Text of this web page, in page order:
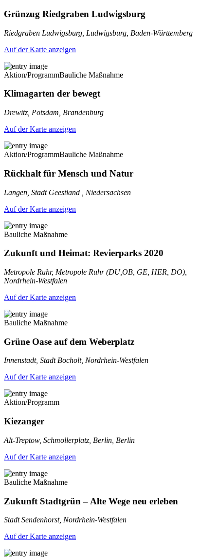
Grünzug Riedgraben Ludwigsburg
Riedgraben Ludwigsburg, Ludwigsburg, Baden-Württemberg
Auf der Karte anzeigen
Aktion/ProgrammBauliche Maßnahme
Klimagarten der bewegt
Drewitz, Potsdam, Brandenburg
Auf der Karte anzeigen
Aktion/ProgrammBauliche Maßnahme
Rückhalt für Mensch und Natur
Langen, Stadt Geestland , Niedersachsen
Auf der Karte anzeigen
Bauliche Maßnahme
Zukunft und Heimat: Revierparks 2020
Metropole Ruhr, Metropole Ruhr (DU,OB, GE, HER, DO),
Nordrhein-Westfalen
Auf der Karte anzeigen
Bauliche Maßnahme
Grüne Oase auf dem Weberplatz
Innenstadt, Stadt Bocholt, Nordrhein-Westfalen
Auf der Karte anzeigen
Aktion/Programm
Kiezanger
Alt-Treptow, Schmollerplatz, Berlin, Berlin
Auf der Karte anzeigen
Bauliche Maßnahme
Zukunft Stadtgrün – Alte Wege neu erleben
Stadt Sendenhorst, Nordrhein-Westfalen
Auf der Karte anzeigen